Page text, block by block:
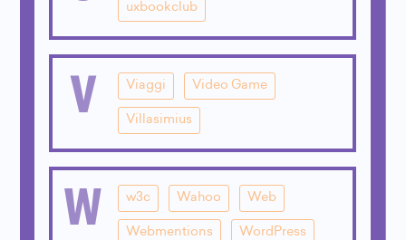
uxbookclub
V Viaggi Video Game
Villasimius
W w3c Wahoo Web
Webmentions WordPress